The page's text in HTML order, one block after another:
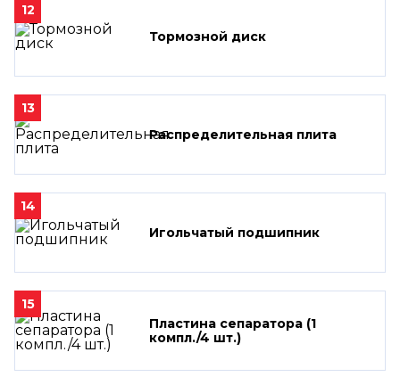
12
Тормозной диск
13
Распределительная плита
14
Игольчатый подшипник
15
Пластина сепаратора (1
компл./4 шт.)